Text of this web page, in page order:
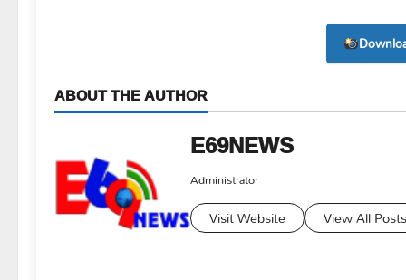
ABOUT THE AUTHOR
E69NEWS
Administrator
Visit Website View All Posts